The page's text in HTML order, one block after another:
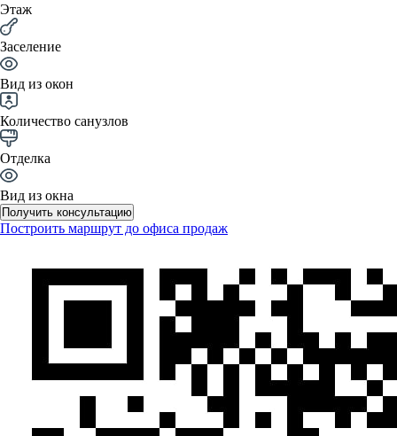
Этаж
Заселение
Вид из окон
Количество санузлов
Отделка
Вид из окна
Получить консультацию
Построить маршрут до офиса продаж